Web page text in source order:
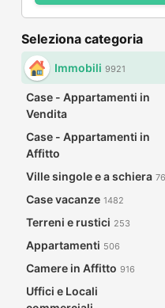
Seleziona categoria
Immobili 9921
Case - Appartamenti in
Vendita
Case - Appartamenti in
Affitto
Ville singole e a schiera 76
Case vacanze 1482
Terreni e rustici 253
Appartamenti 506
Camere in Affitto 916
Uffici e Locali